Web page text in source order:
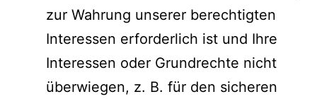
zur Wahrung unserer berechtigten
Interessen erforderlich ist und Ihre
Interessen oder Grundrechte nicht
überwiegen, z. B. für den sicheren